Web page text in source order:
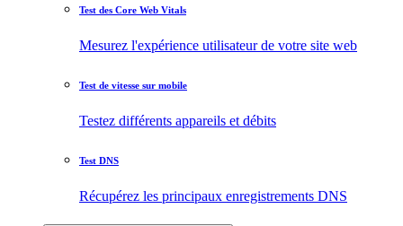
Test des Core Web Vitals
Mesurez l'expérience utilisateur de votre site web
Test de vitesse sur mobile
Testez différents appareils et débits
Test DNS
Récupérez les principaux enregistrements DNS